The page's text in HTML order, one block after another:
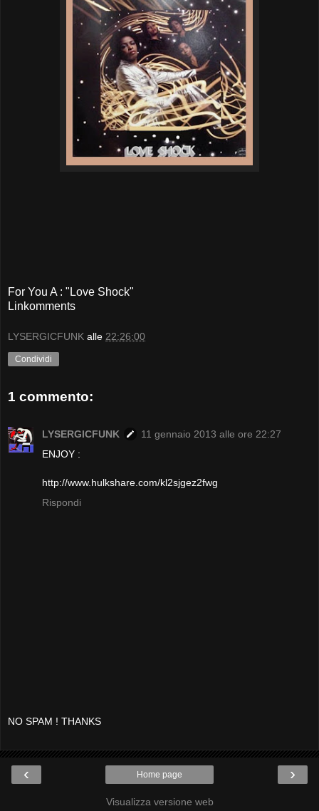
For You A : "Love Shock"
Linkomments
LYSERGICFUNK alle 22:26:00
Condividi
1 commento:
LYSERGICFUNK
11 gennaio 2013 alle ore 22:27
ENJOY :
http://www.hulkshare.com/kl2sjgez2fwg
Rispondi
NO SPAM ! THANKS
‹ ›
Home page
Visualizza versione web